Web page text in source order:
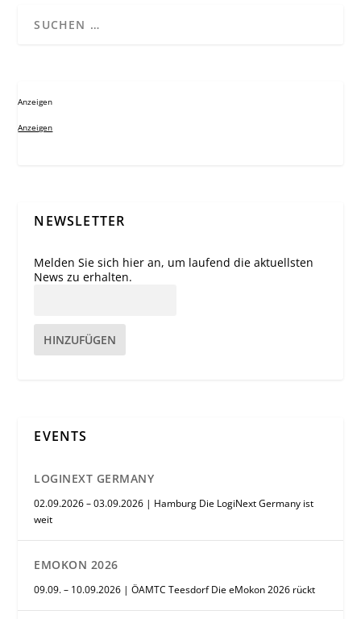
Anzeigen
Anzeigen
NEWSLETTER
Melden Sie sich hier an, um laufend die aktuellsten
News zu erhalten.
HINZUFÜGEN
EVENTS
LOGINEXT GERMANY
02.09.2026 – 03.09.2026 | Hamburg Die LogiNext Germany ist
weit
EMOKON 2026
09.09. – 10.09.2026 | ÖAMTC Teesdorf Die eMokon 2026 rückt